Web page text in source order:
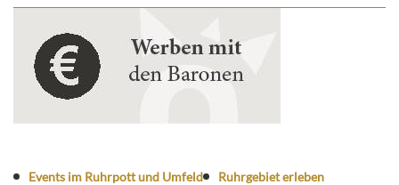
Events im Ruhrpott und Umfeld
Ruhrgebiet erleben